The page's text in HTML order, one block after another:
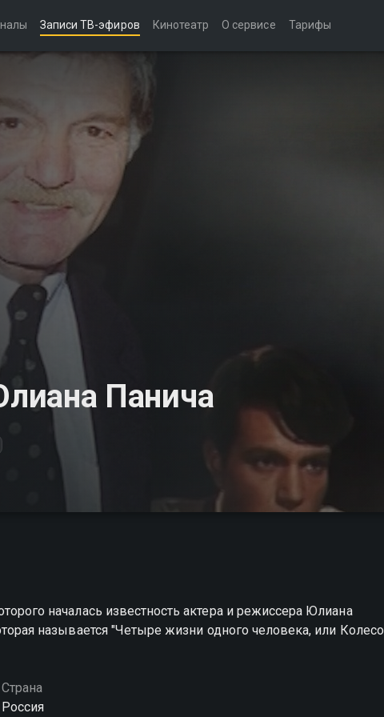
Записи ТВ-эфиров Кинотеатр О сервисе Тарифы
Панича
началась известность актера и режиссера Юлиана
называется "Четыре жизни одного человека, или Колесо
Страна
Россия